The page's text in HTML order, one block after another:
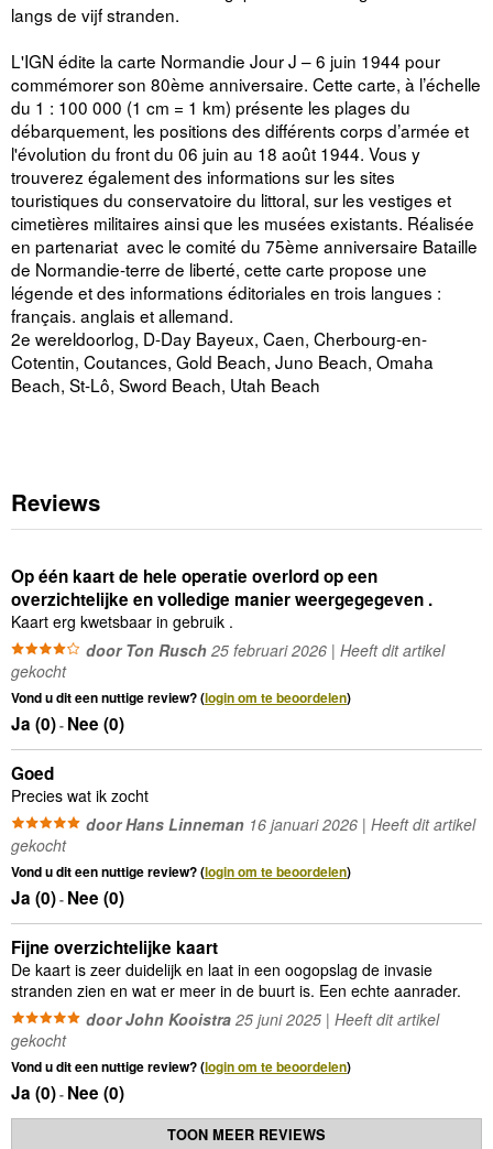
langs de vijf stranden.
L'IGN édite la carte Normandie Jour J – 6 juin 1944 pour
commémorer son 80ème anniversaire. Cette carte, à l’échelle
du 1 : 100 000 (1 cm = 1 km) présente les plages du
débarquement, les positions des différents corps d’armée et
l'évolution du front du 06 juin au 18 août 1944. Vous y
trouverez également des informations sur les sites
touristiques du conservatoire du littoral, sur les vestiges et
cimetières militaires ainsi que les musées existants. Réalisée
en partenariat avec le comité du 75ème anniversaire Bataille
de Normandie-terre de liberté, cette carte propose une
légende et des informations éditoriales en trois langues :
français. anglais et allemand.
2e wereldoorlog, D-Day Bayeux, Caen, Cherbourg-en-
Cotentin, Coutances, Gold Beach, Juno Beach, Omaha
Beach, St-Lô, Sword Beach, Utah Beach
Reviews
Op één kaart de hele operatie overlord op een
overzichtelijke en volledige manier weergegegeven .
Kaart erg kwetsbaar in gebruik .
door Ton Rusch 25 februari 2026 | Heeft dit artikel
gekocht
Vond u dit een nuttige review? (login om te beoordelen)
Ja (0)- Nee (0)
Goed
Precies wat ik zocht
door Hans Linneman 16 januari 2026 | Heeft dit artikel
gekocht
Vond u dit een nuttige review? (login om te beoordelen)
Ja (0)- Nee (0)
Fijne overzichtelijke kaart
De kaart is zeer duidelijk en laat in een oogopslag de invasie
stranden zien en wat er meer in de buurt is. Een echte aanrader.
door John Kooistra 25 juni 2025 | Heeft dit artikel
gekocht
Vond u dit een nuttige review? (login om te beoordelen)
Ja (0)- Nee (0)
TOON MEER REVIEWS